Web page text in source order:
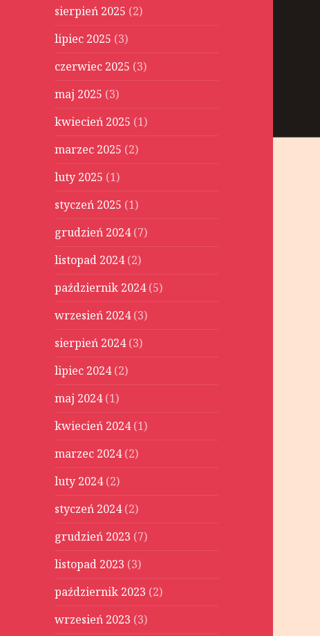
sierpień 2025 (2)
lipiec 2025 (3)
czerwiec 2025 (3)
maj 2025 (3)
kwiecień 2025 (1)
marzec 2025 (2)
luty 2025 (1)
styczeń 2025 (1)
grudzień 2024(7)
listopad 2024(2)
październik 2024(5)
wrzesień 2024(3)
sierpień 2024(3)
lipiec 2024(2)
maj 2024(1)
kwiecień 2024(1)
marzec 2024(2)
luty 2024(2)
styczeń 2024(2)
grudzień 2023 (7)
listopad 2023 (3)
październik 2023 (2)
wrzesień 2023 (3)